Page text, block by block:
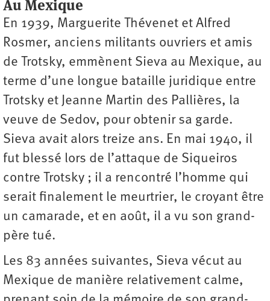
Au Mexique
En 1939, Marguerite Thévenet et Alfred
Rosmer, anciens militants ouvriers et amis
de Trotsky, emmènent Sieva au Mexique, au
terme d’une longue bataille juridique entre
Trotsky et Jeanne Martin des Pallières, la
veuve de Sedov, pour obtenir sa garde.
Sieva avait alors treize ans. En mai 1940, il
fut blessé lors de l’attaque de Siqueiros
contre Trotsky ; il a rencontré l’homme qui
serait finalement le meurtrier, le croyant être
un camarade, et en août, il a vu son grand-
père tué.
Les 83 années suivantes, Sieva vécut au
Mexique de manière relativement calme,